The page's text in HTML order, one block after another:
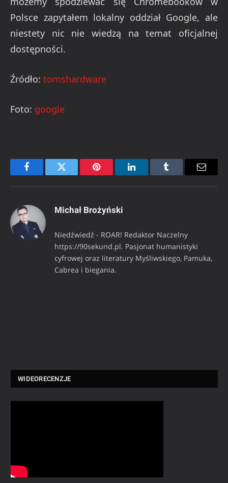
Polsce zapytałem lokalny oddział Google, ale
niestety nic nie wiedzą na temat oficjalnej
dostępności.
Źródło: tomshardware
Foto: google
FacebookTwitter Pinterest LinkedInTumblr Email
Michał Brożyński
Niedźwiedź - ROAR! Redaktor Naczelny
https://90sekund.pl. Pasjonat humanistyki
cyfrowej oraz literatury Myśliwskiego, Pamuka,
Cabrea i biegania.
WIDEORECENZJE